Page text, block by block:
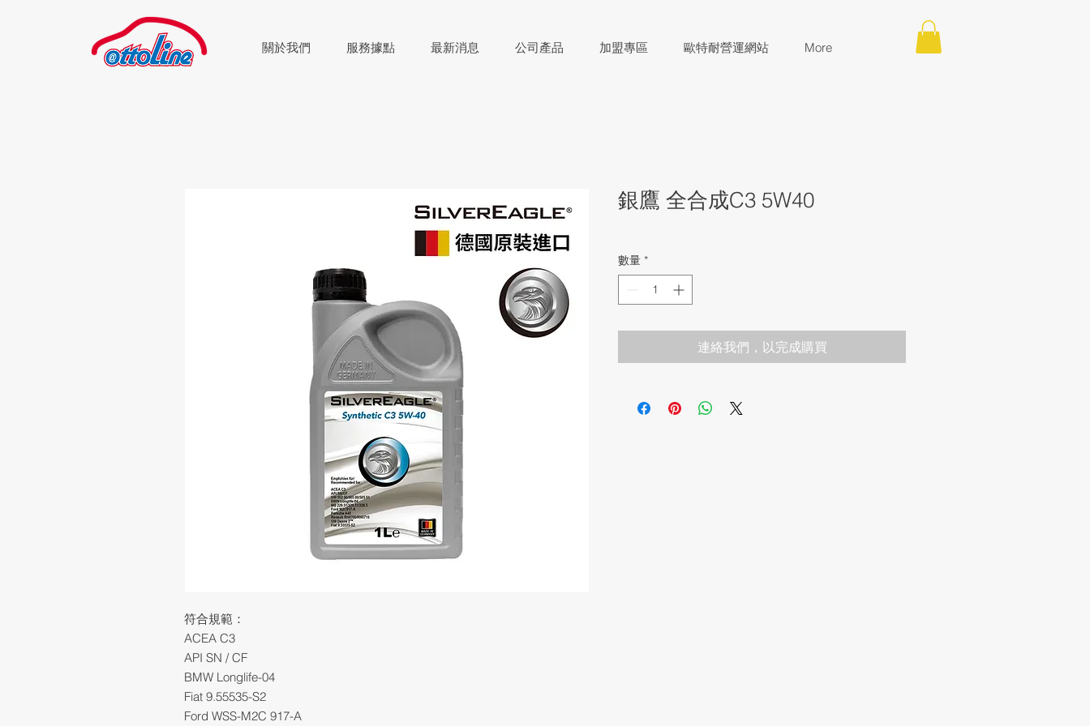
關於我們 服務據點 最新消息 公司產品 加盟專區 歐特耐營運網站 More
符合規範：
ACEA C3
API SN / CF
BMW Longlife-04
Fiat 9.55535-S2
Ford WSS-M2C 917-A
銀鷹 全合成C3 5W40
數量 *
連絡我們，以完成購買